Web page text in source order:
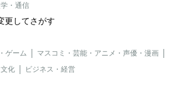
・通信
更してさがす
ゲーム
マスコミ・芸能・アニメ・声優・漫画
化 ビジネス・経営